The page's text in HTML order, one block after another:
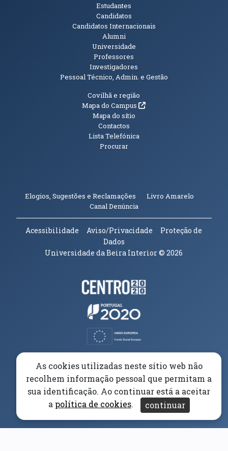
Estudantes
Candidatos
Candidatos Internacionais
Alumni
Universidade
Professores
Investigadores
Pessoal Técnico, Admin. e Gestão
Informações Adicionais
Covilhã e região
Mapa do Campus(abre em nova janela)
Mapa do sítio
Contactos
Lista Telefónica
Procurar
Elogios, Sugestões e Reclamações Livro Amarelo
Canal Denúncia(abre em nova janela)
Acessibilidade Aviso/Privacidade
Proteção de
Dados
Universidade da Beira Interior© 2026
Parceiros e Financiadores
(abre em nova janela)
(abre em nova janela)
As cookies utilizadas neste sítio web não
recolhem informação pessoal que permitam a
sua identificação. Ao continuar está a aceitar
a política de cookies. continuar